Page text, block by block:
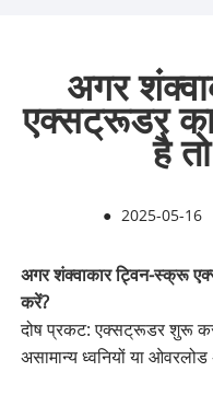
अगर
एक्सट्रूडर
है
● 2025-05-16
अगर शंक्वाकार ट्विन-स्क्रू
करें?
दोष प्रकट: एक्सट्रूडर शुरू
असामान्य ध्वनियों या